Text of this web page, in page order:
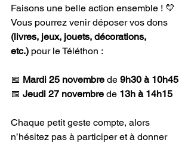
Faisons une belle action ensemble ! 💛
Vous pourrez venir déposer vos dons
(livres, jeux, jouets, décorations,
etc.) pour le Téléthon :
📅 Mardi 25 novembre de 9h30 à 10h45
📅 Jeudi 27 novembre de 13h à 14h15
Chaque petit geste compte, alors
n’hésitez pas à participer et à donner